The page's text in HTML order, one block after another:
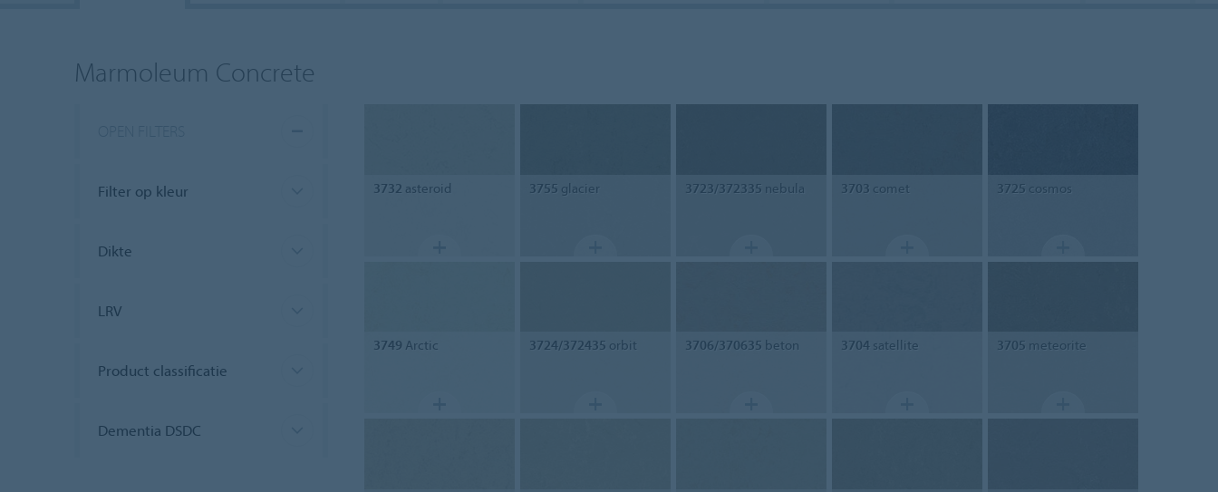
Marmoleum Concrete
Filter op kleur
Dikte
LRV
Product classificatie
Dementia DSDC
3732 asteroid 3755 glacier 3723/372335 nebula 3703 comet 3725 cosmos
3749 Arctic 3724/372435 orbit 3706/370635 beton 3704satellite 3705 meteorite